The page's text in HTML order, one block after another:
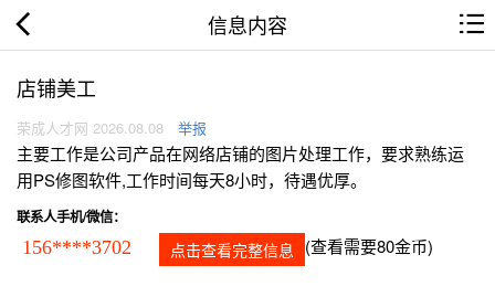
信息内容
店铺美工
荣成人才网 2026.08.08 举报
主要工作是公司产品在网络店铺的图片处理工作，要求熟练运
用PS修图软件,工作时间每天8小时，待遇优厚。
联系人手机/微信：
156****3702 点击查看完整信息 (查看需要80金币)